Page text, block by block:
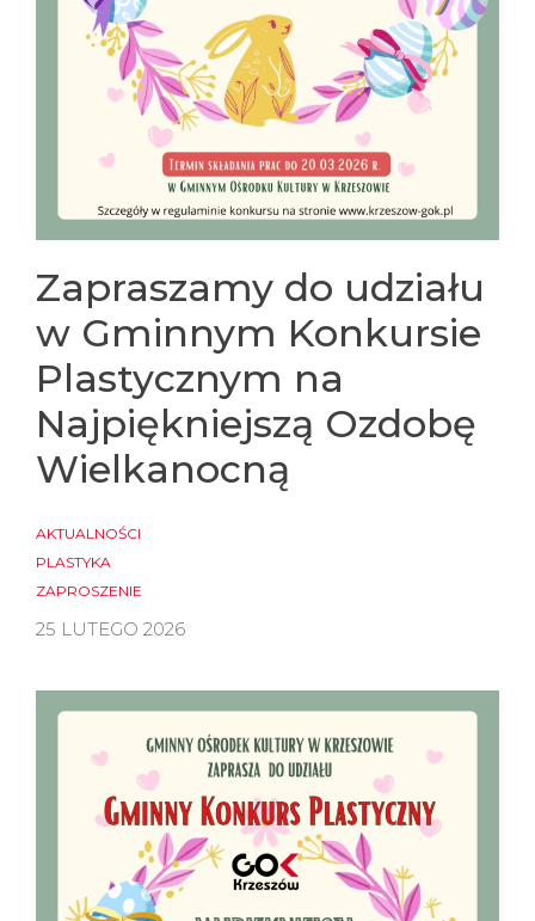
Zapraszamy do udziału
w Gminnym Konkursie
Plastycznym na
Najpiękniejszą Ozdobę
Wielkanocną
AKTUALNOŚCI
PLASTYKA
ZAPROSZENIE
25 LUTEGO 2026